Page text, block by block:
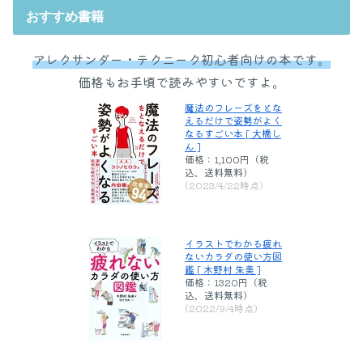
おすすめ書籍
アレクサンダー・テクニーク初心者向けの本です。
価格もお手頃で読みやすいですよ。
魔法のフレーズをとな
えるだけで姿勢がよく
なるすごい本 [ 大橋し
ん ]
価格：1,100円（税
込、送料無料)
(2023/4/22時点)
イラストでわかる疲れ
ないカラダの使い方図
鑑 [ 木野村 朱美 ]
価格：1320円（税
込、送料無料)
(2022/9/4時点)